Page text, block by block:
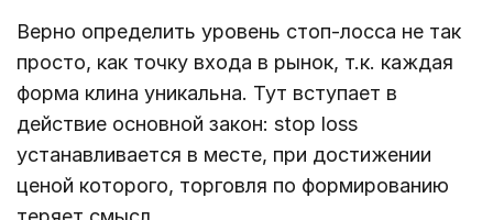
Верно определить уровень стоп-лосса не так
просто, как точку входа в рынок, т.к. каждая
форма клина уникальна. Тут вступает в
действие основной закон: stop loss
устанавливается в месте, при достижении
ценой которого, торговля по формированию